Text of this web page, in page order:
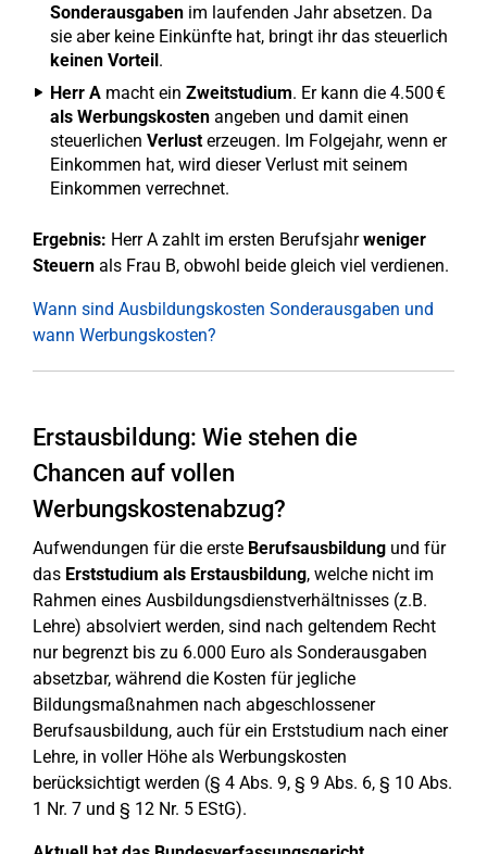
Sonderausgaben im laufenden Jahr absetzen. Da
sie aber keine Einkünfte hat, bringt ihr das steuerlich
keinen Vorteil.
Herr A macht ein Zweitstudium. Er kann die 4.500 €
als Werbungskosten angeben und damit einen
steuerlichen Verlusterzeugen. Im Folgejahr, wenn er
Einkommen hat, wird dieser Verlust mit seinem
Einkommen verrechnet.
Ergebnis: Herr A zahlt im ersten Berufsjahrweniger
Steuern als Frau B, obwohl beide gleich viel verdienen.
Wann sind Ausbildungskosten Sonderausgaben und
wann Werbungskosten?
Erstausbildung: Wie stehen die
Chancen auf vollen
Werbungskostenabzug?
Aufwendungen für die erste Berufsausbildung und für
das Erststudium als Erstausbildung, welche nicht im
Rahmen eines Ausbildungsdienstverhältnisses (z.B.
Lehre) absolviert werden, sind nach geltendem Recht
nur begrenzt bis zu 6.000 Euro als Sonderausgaben
absetzbar, während die Kosten für jegliche
Bildungsmaßnahmen nach abgeschlossener
Berufsausbildung, auch für ein Erststudium nach einer
Lehre, in voller Höhe als Werbungskosten
berücksichtigt werden (§ 4 Abs. 9, § 9 Abs. 6, § 10 Abs.
1 Nr. 7 und § 12 Nr. 5 EStG).